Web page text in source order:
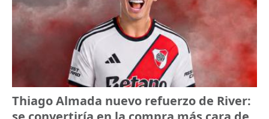
Thiago Almada nuevo refuerzo de River: